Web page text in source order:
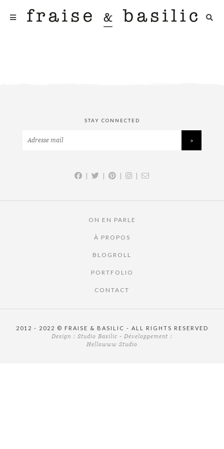
STAY CONNECTED
| | | |
ON EN PARLE
À PROPOS
BLOGROLL
PORTFOLIO
CONTACT
2012 - 2022 © FRAISE & BASILIC - ALL RIGHTS RESERVED
Design : Studio Basilic - Développement :
Hellowww Studio